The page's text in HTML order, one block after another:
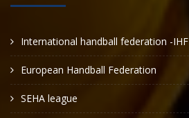
International handball federation -IHF
European Handball Federation
SEHA league